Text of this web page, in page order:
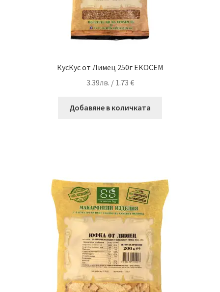
КусКус от Лимец 250г ЕКОСЕМ
3.39лв. / 1.73 €
Добавяне в количката